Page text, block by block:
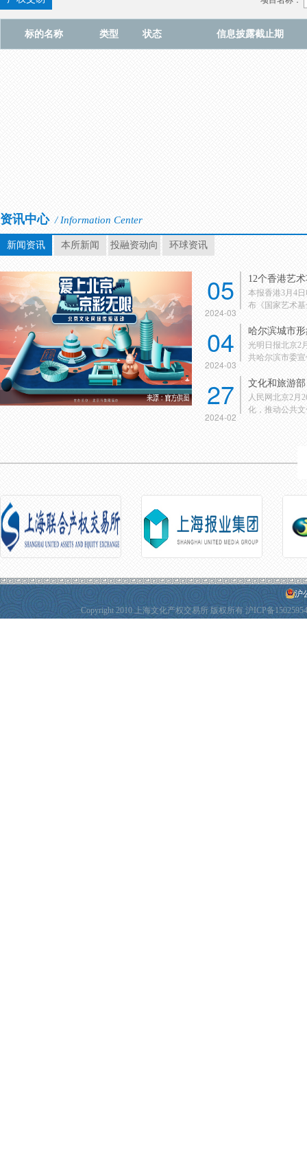
标的名称 类型 状态 信息披露截止期
资讯中心 / Information Center
新闻资讯 本所新闻 投融资动向 环球资讯
05
2024-03
12个香港艺
本报香港3月4
布《国家艺术
04
2024-03
哈尔滨城市
光明日报北京2
共哈尔滨市委
27
2024-02
文化和旅游
人民网北京2月
化，推动公共
沪
Copyright 2010 上海文化产权交易所 版权所有沪ICP备